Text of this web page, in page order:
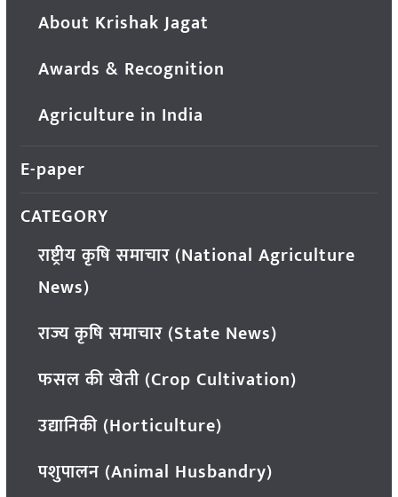
About Krishak Jagat
Awards & Recognition
Agriculture in India
E-paper
CATEGORY
राष्ट्रीय कृषि समाचार (National Agriculture
News)
राज्य कृषि समाचार (State News)
फसल की खेती (Crop Cultivation)
उद्यानिकी (Horticulture)
पशुपालन (Animal Husbandry)